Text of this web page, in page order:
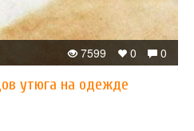
0
0
7599
утюга на одежде